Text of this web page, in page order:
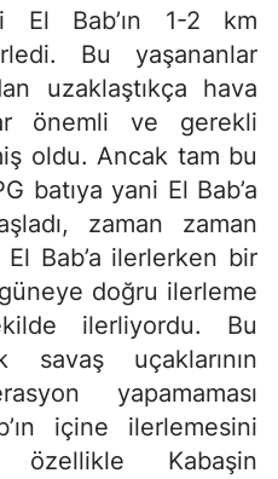
El Bab’ın 1-2 km
Bu yaşananlar
uzaklaştıkça hava
önemli ve gerekli
oldu. Ancak tam bu
batıya yani El Bab’a
zaman zaman
El Bab’a ilerlerken bir
doğru ilerleme
ilerliyordu. Bu
savaş uçaklarının
yapamaması
içine ilerlemesini
özellikle Kabaşin